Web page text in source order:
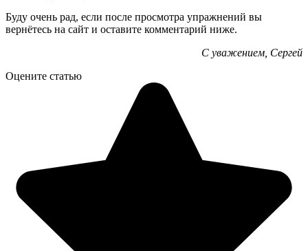
Буду очень рад, если после просмотра упражнений вы
вернётесь на сайт и оставите комментарий ниже.
С уважением, Сергей
Оцените статью